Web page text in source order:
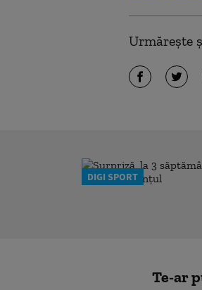
Urmărește
DIGI SPORT
Te-ar